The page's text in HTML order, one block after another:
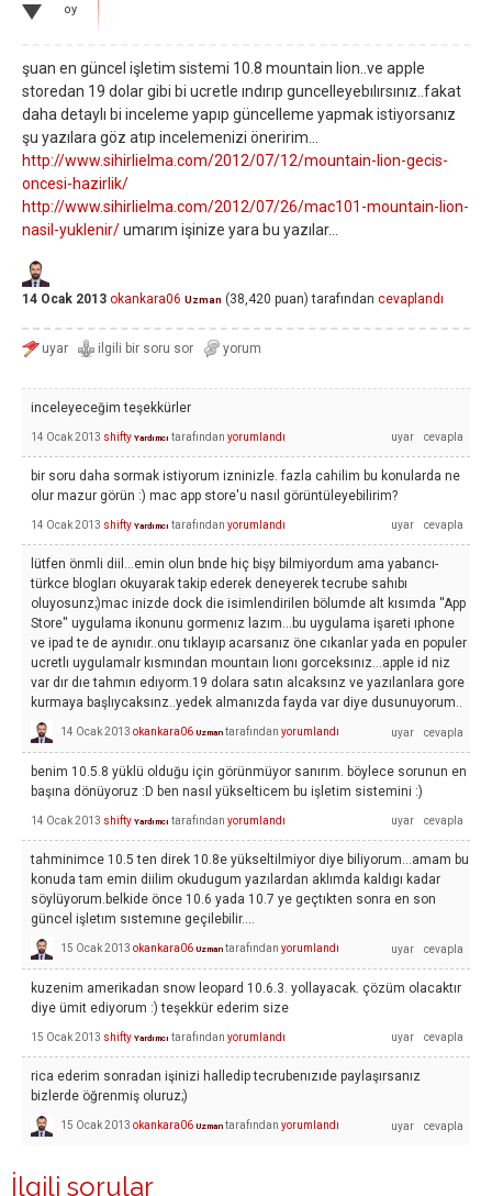
oy
şuan en güncel işletim sistemi 10.8 mountain lion..ve apple
storedan 19 dolar gibi bi ucretle ındırıp guncelleyebılırsınız..fakat
daha detaylı bi inceleme yapıp güncelleme yapmak istiyorsanız
şu yazılara göz atıp incelemenizi öneririm...
http://www.sihirlielma.com/2012/07/12/mountain-lion-gecis-
oncesi-hazirlik/
http://www.sihirlielma.com/2012/07/26/mac101-mountain-lion-
nasil-yuklenir/umarım işinize yara bu yazılar...
14 Ocak 2013 okankara06 Uzman (38,420 puan) tarafından cevaplandı
inceleyeceğim teşekkürler
14 Ocak 2013 shifty Yardımcı tarafından yorumlandı
bir soru daha sormak istiyorum izninizle. fazla cahilim bu konularda ne
olur mazur görün :) mac app store'u nasıl görüntüleyebilirim?
14 Ocak 2013 shifty Yardımcı tarafından yorumlandı
lütfen önmli diil...emin olun bnde hiç bişy bilmiyordum ama yabancı-
türkce blogları okuyarak takip ederek deneyerek tecrube sahıbı
oluyosunz;)mac inizde dock die isimlendirilen bölumde alt kısımda ''App
Store'' uygulama ikonunu gormenız lazım...bu uygulama işareti ıphone
ve ipad te de aynıdır..onu tıklayıp acarsanız öne cıkanlar yada en populer
ucretlı uygulamalr kısmından mountaın lıonı gorceksınız...apple id niz
var dır dıe tahmın edıyorm.19 dolara satın alcaksınz ve yazılanlara gore
kurmaya başlıycaksınz..yedek almanızda fayda var diye dusunuyorum..
14 Ocak 2013 okankara06 Uzman tarafından yorumlandı
benim 10.5.8 yüklü olduğu için görünmüyor sanırım. böylece sorunun en
başına dönüyoruz :D ben nasıl yükselticem bu işletim sistemini :)
14 Ocak 2013 shifty Yardımcı tarafından yorumlandı
tahminimce 10.5 ten direk 10.8e yükseltilmiyor diye biliyorum...amam bu
konuda tam emin diilim okudugum yazılardan aklımda kaldıgı kadar
söylüyorum.belkide önce 10.6 yada 10.7 ye geçtıkten sonra en son
güncel işletım sıstemıne geçilebilir....
15 Ocak 2013 okankara06 Uzman tarafından yorumlandı
kuzenim amerikadan snow leopard 10.6.3. yollayacak. çözüm olacaktır
diye ümit ediyorum :) teşekkür ederim size
15 Ocak 2013 shifty Yardımcı tarafından yorumlandı
rica ederim sonradan işinizi halledip tecrubenızıde paylaşırsanız
bizlerde öğrenmiş oluruz;)
15 Ocak 2013 okankara06 Uzman tarafından yorumlandı
İlgili sorular